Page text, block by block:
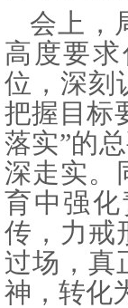
会上，
高度要
位，深刻
把握目标
落实”的
深走实。
育中强
传，力戒
过场，真
神，转化